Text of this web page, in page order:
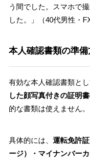
う間でした。スマホで
した。」（40代男性・
本人確認書類の準備
有効な本人確認書類とし
した顔写真付きの証明書
的な書類は使えません。
具体的には、 運転免許
ージ）・マイナンバー